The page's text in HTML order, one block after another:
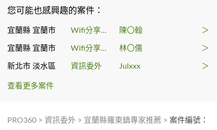
您可能也感興趣的案件：
宜蘭縣 宜蘭市 Wifi分享器安裝 陳〇翰 ＞
宜蘭縣 宜蘭市 Wifi分享器安裝 林〇儒 ＞
新北市 淡水區 資訊委外 Julxxx ＞
查看更多案件
PRO360 > 資訊委外 > 宜蘭縣羅東鎮專家推薦 > 案件編號：